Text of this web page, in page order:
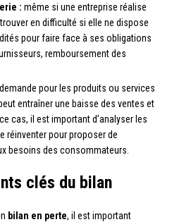
: même si une entreprise réalise
en difficulté si elle ne dispose
pour faire face à ses obligations
remboursement des
pour les produits ou services
entraîner une baisse des ventes et
cas, il est important d’analyser les
réinventer pour proposer de
besoins des consommateurs.
clés du bilan
bilan en perte, il est important